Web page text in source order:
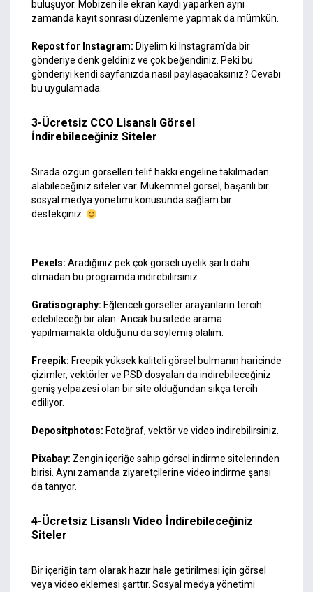
buluşuyor. Mobizen ile ekran kaydı yaparken aynı
zamanda kayıt sonrası düzenleme yapmak da mümkün.
Repost for Instagram: Diyelim ki Instagram’da bir
gönderiye denk geldiniz ve çok beğendiniz. Peki bu
gönderiyi kendi sayfanızda nasıl paylaşacaksınız? Cevabı
bu uygulamada.
3-Ücretsiz CCO Lisanslı Görsel
İndirebileceğiniz Siteler
Sırada özgün görselleri telif hakkı engeline takılmadan
alabileceğiniz siteler var. Mükemmel görsel, başarılı bir
sosyal medya yönetimi konusunda sağlam bir
destekçiniz.
Pexels: Aradığınız pek çok görseli üyelik şartı dahi
olmadan bu programda indirebilirsiniz.
Gratisography: Eğlenceli görseller arayanların tercih
edebileceği bir alan. Ancak bu sitede arama
yapılmamakta olduğunu da söylemiş olalım.
Freepik: Freepik yüksek kaliteli görsel bulmanın haricinde
çizimler, vektörler ve PSD dosyaları da indirebileceğiniz
geniş yelpazesi olan bir site olduğundan sıkça tercih
ediliyor.
Depositphotos: Fotoğraf, vektör ve video indirebilirsiniz.
Pixabay: Zengin içeriğe sahip görsel indirme sitelerinden
birisi. Aynı zamanda ziyaretçilerine video indirme şansı
da tanıyor.
4-Ücretsiz Lisanslı Video İndirebileceğiniz
Siteler
Bir içeriğin tam olarak hazır hale getirilmesi için görsel
veya video eklemesi şarttır. Sosyal medya yönetimi